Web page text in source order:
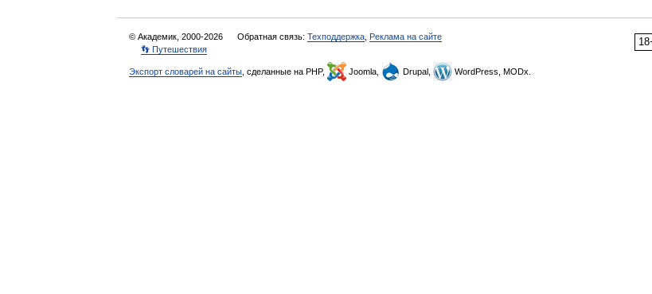
© Академик, 2000-2026 Обратная связь: Техподдержка Реклама на сайте
👣 Путешествия
Экспорт словарей на сайты , сделанные на PHP, Joomla, Drupal, WordPress, MODx.